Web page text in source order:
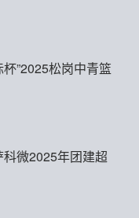
”2025松岗中青篮
微2025年团建超